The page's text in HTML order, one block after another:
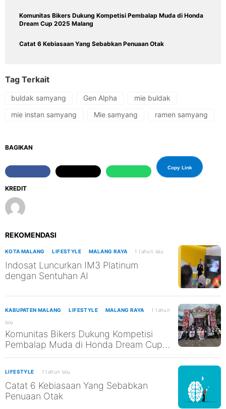
Komunitas Bikers Dukung Kompetisi Pembalap Muda di Honda
Dream Cup 2025 Malang
Catat 6 Kebiasaan Yang Sebabkan Penuaan Otak
Tag Terkait
buldak samyang Gen Alpha
mie buldak
mie instan samyang
Mie samyang ramen samyang
KREDIT
BAGIKAN
Copy Link
REKOMENDASI
KOTA MALANG LIFESTYLE MALANG RAYA 1 tahun lalu
Indosat Luncurkan IM3 Platinum
dengan Sentuhan AI
KABUPATEN MALANG LIFESTYLE MALANG RAYA
1 tahun
lalu
Komunitas Bikers Dukung Kompetisi
Pembalap Muda di Honda Dream Cup
2025 Malang
LIFESTYLE 1 tahun lalu
Catat 6 Kebiasaan Yang Sebabkan
Penuaan Otak